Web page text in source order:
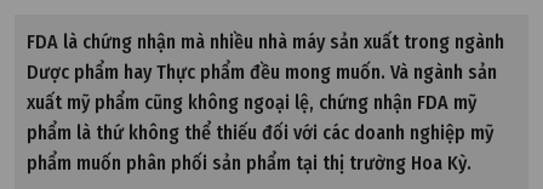
FDA là chứng nhận mà nhiều nhà máy sản xuất trong ngành
Dược phẩm hay Thực phẩm đều mong muốn. Và ngành sản
xuất mỹ phẩm cũng không ngoại lệ, chứng nhận FDA mỹ
phẩm là thứ không thể thiếu đối với các doanh nghiệp mỹ
phẩm muốn phân phối sản phẩm tại thị trường Hoa Kỳ.